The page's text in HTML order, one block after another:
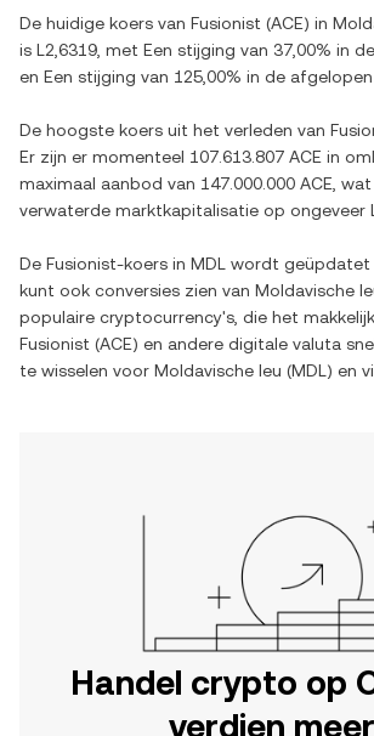
De huidige koers van Fusionist (ACE) in
is L2,6319 , met Een stijging van 37,00% in
en Een stijging van 125,00% in de afgelopen
De hoogste koers uit het verleden van
Er zijn er momenteel 107.613.807 ACE in
maximaal aanbod van 147.000.000 ACE ,
verwaterde marktkapitalisatie op ongeveer
De Fusionist-koers in MDL wordt geüpdatet
kunt ook conversies zien van Moldavische
populaire cryptocurrency's, die het
Fusionist (ACE) en andere digitale valuta
te wisselen voor Moldavische leu (MDL ) en
Handel crypto op
verdien meer